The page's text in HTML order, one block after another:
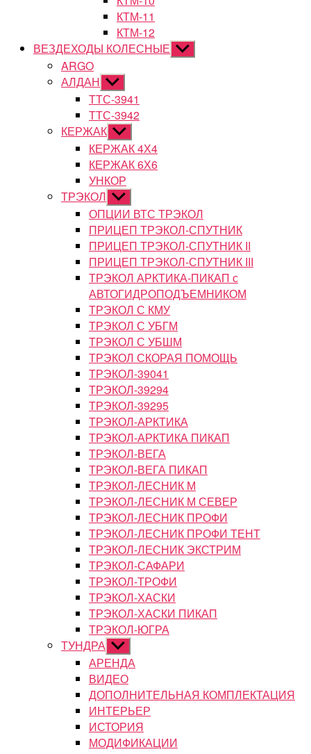
КТМ-11
КТМ-12
ВЕЗДЕХОДЫ КОЛЕСНЫЕ Показывать
подменю
ARGO
АЛДАН Показывать
подменю
ТТС-3941
ТТС-3942
КЕРЖАК Показывать
подменю
КЕРЖАК 4Х4
КЕРЖАК 6Х6
УНКОР
ТРЭКОЛ Показывать
подменю
ОПЦИИ ВТС ТРЭКОЛ
ПРИЦЕП ТРЭКОЛ-СПУТНИК
ПРИЦЕП ТРЭКОЛ-СПУТНИК II
ПРИЦЕП ТРЭКОЛ-СПУТНИК III
ТРЭКОЛ АРКТИКА-ПИКАП с
АВТОГИДРОПОДЪЕМНИКОМ
ТРЭКОЛ С КМУ
ТРЭКОЛ С УБГМ
ТРЭКОЛ С УБШМ
ТРЭКОЛ СКОРАЯ ПОМОЩЬ
ТРЭКОЛ-39041
ТРЭКОЛ-39294
ТРЭКОЛ-39295
ТРЭКОЛ-АРКТИКА
ТРЭКОЛ-АРКТИКА ПИКАП
ТРЭКОЛ-ВЕГА
ТРЭКОЛ-ВЕГА ПИКАП
ТРЭКОЛ-ЛЕСНИК М
ТРЭКОЛ-ЛЕСНИК М СЕВЕР
ТРЭКОЛ-ЛЕСНИК ПРОФИ
ТРЭКОЛ-ЛЕСНИК ПРОФИ ТЕНТ
ТРЭКОЛ-ЛЕСНИК ЭКСТРИМ
ТРЭКОЛ-САФАРИ
ТРЭКОЛ-ТРОФИ
ТРЭКОЛ-ХАСКИ
ТРЭКОЛ-ХАСКИ ПИКАП
ТРЭКОЛ-ЮГРА
ТУНДРА Показывать
подменю
АРЕНДА
ВИДЕО
ДОПОЛНИТЕЛЬНАЯ КОМПЛЕКТАЦИЯ
ИНТЕРЬЕР
ИСТОРИЯ
МОДИФИКАЦИИ